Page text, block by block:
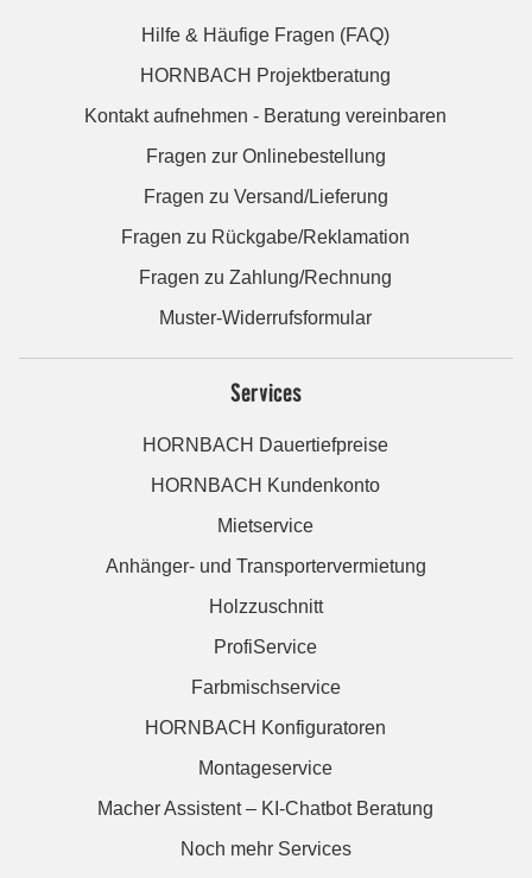
Hilfe & Häufige Fragen (FAQ)
HORNBACH Projektberatung
Kontakt aufnehmen - Beratung vereinbaren
Fragen zur Onlinebestellung
Fragen zu Versand/Lieferung
Fragen zu Rückgabe/Reklamation
Fragen zu Zahlung/Rechnung
Muster-Widerrufsformular
Services
HORNBACH Dauertiefpreise
HORNBACH Kundenkonto
Mietservice
Anhänger- und Transportervermietung
Holzzuschnitt
ProfiService
Farbmischservice
HORNBACH Konfiguratoren
Montageservice
Macher Assistent – KI-Chatbot Beratung
Noch mehr Services